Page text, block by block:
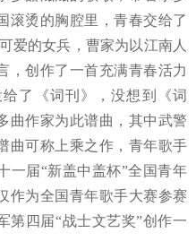
滚烫的胸腔里，青春交给了
爱的女兵，曹家为以江南人
，创作了一首充满青春活力
了《词刊》，没想到《词
曲作家为此谱曲，其中武警
曲可称上乘之作，青年歌手
一届“新盖中盖杯”全国青年
作为全国青年歌手大赛参赛
第四届“战士文艺奖”创作一